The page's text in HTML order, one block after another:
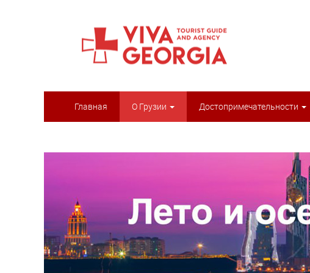
Главная О Грузии Достопримечательности